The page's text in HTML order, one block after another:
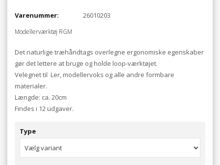
Varenummer: 26010203
Modellerværktøj RGM
Det naturlige træhåndtags overlegne ergonomiske egenskaber
gør det lettere at bruge og holde loop-værktøjet.
Velegnet til Ler, modellervoks og alle andre formbare
materialer.
Længde: ca. 20cm
Findes i 12 udgaver.
Type